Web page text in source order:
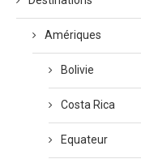
Amériques
Bolivie
Costa Rica
Equateur